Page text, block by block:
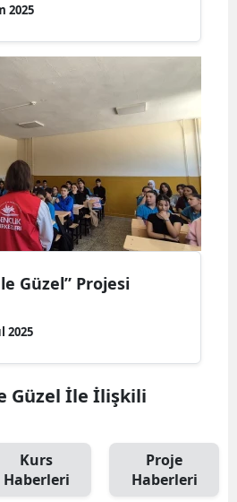
2025
Güzel” Projesi
2025
Güzel İle İlişkili
Kurs
Haberleri
Proje
Haberleri